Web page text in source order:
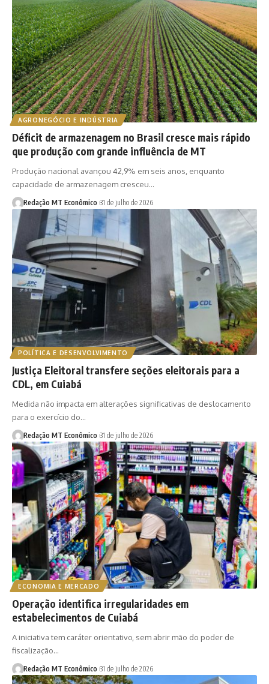
AGRONEGÓCIO E INDÚSTRIA
Déficit de armazenagem no Brasil cresce mais rápido
que produção com grande influência de MT
Produção nacional avançou 42,9% em seis anos, enquanto
capacidade de armazenagem cresceu…
Redação MT Econômico 31 de julho de 2026
POLÍTICA E DESENVOLVIMENTO
Justiça Eleitoral transfere seções eleitorais para a
CDL, em Cuiabá
Medida não impacta em alterações significativas de deslocamento
para o exercício do…
Redação MT Econômico 31 de julho de 2026
ECONOMIA E MERCADO
Operação identifica irregularidades em
estabelecimentos de Cuiabá
A iniciativa tem caráter orientativo, sem abrir mão do poder de
fiscalização…
Redação MT Econômico 31 de julho de 2026